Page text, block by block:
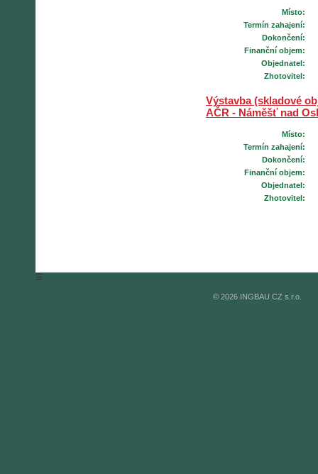
Místo:
Termín zahajení:
Dokončení:
Finanční objem:
Objednatel:
Zhotovitel:
Výstavba (skladové
AČR - Náměšť nad
Místo:
Termín zahajení:
Dokončení:
Finanční objem:
Objednatel:
Zhotovitel:
☰
© 2026 INGBAU CZ s.r.o.